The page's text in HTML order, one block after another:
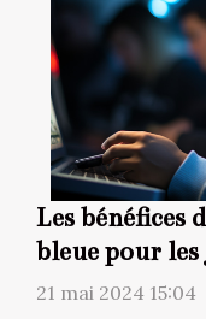
Les bénéfices
bleue pour
21 mai 2024 15:04